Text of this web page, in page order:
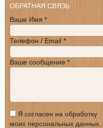
ОБРАТНАЯ СВЯЗЬ
Ваше Имя *
Телефон / Email *
Ваше сообщение *
Я согласен на обработку
моих персональных данных,